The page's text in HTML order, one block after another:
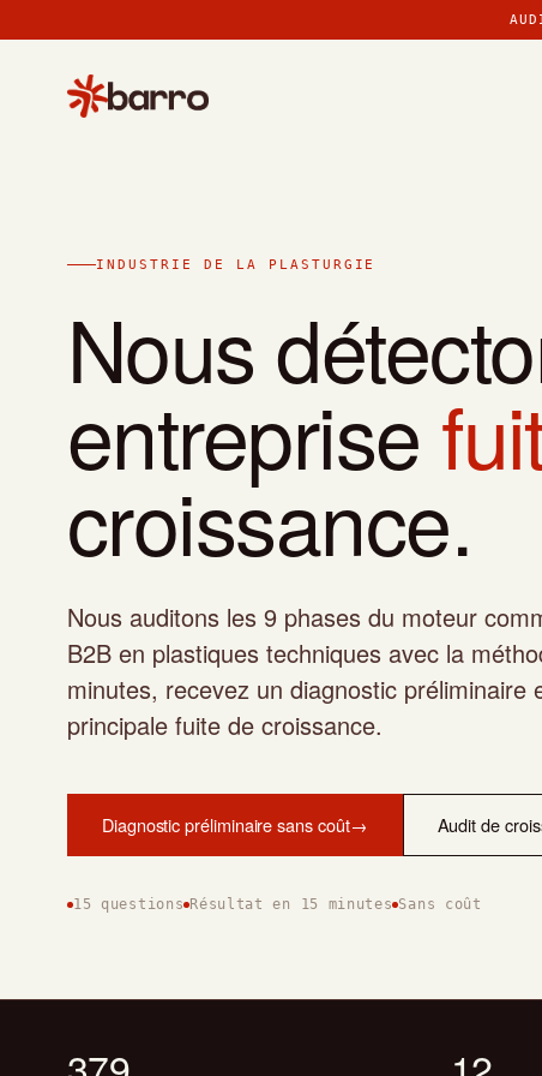
INDUSTRIE DE LA PLASTURGIE
Nous
entreprise
croissance.
Nous auditons les 9 phases du moteur
B2B en plastiques techniques avec la
minutes, recevez un diagnostic
principale fuite de croissance.
Diagnostic préliminaire sans coût→ Audit de
15 questions Résultat en 15 minutes Sans coût